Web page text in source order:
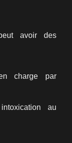
avoir des
charge par
au